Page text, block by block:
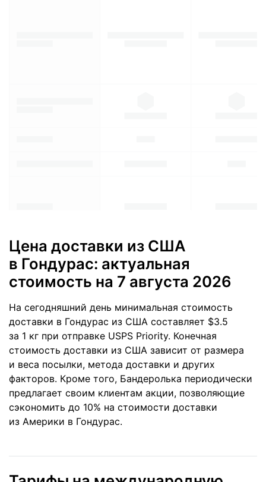
Цена доставки из США
в Гондурас: актуальная
стоимость на 7 августа 2026
На сегодняшний день минимальная стоимость
доставки в Гондурас из США составляет $3.5
за 1 кг при отправке USPS Priority. Конечная
стоимость доставки из США зависит от размера
и веса посылки, метода доставки и других
факторов. Кроме того, Бандеролька периодически
предлагает своим клиентам акции, позволяющие
сэкономить до 10% на стоимости доставки
из Америки в Гондурас.